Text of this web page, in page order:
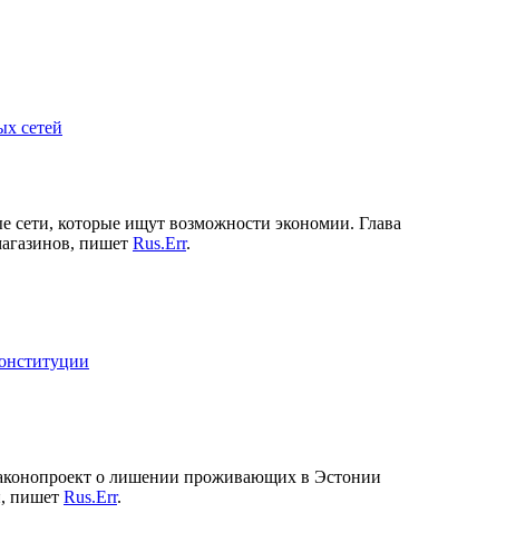
сетей
сети, которые ищут возможности экономии. Глава
пишет Rus.Err.
о лишении проживающих в Эстонии
пишет Rus.Err.